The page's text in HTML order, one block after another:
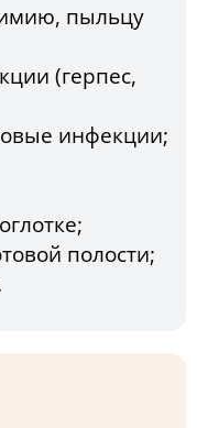
пыльцу
(герпес,
инфекции;
полости;